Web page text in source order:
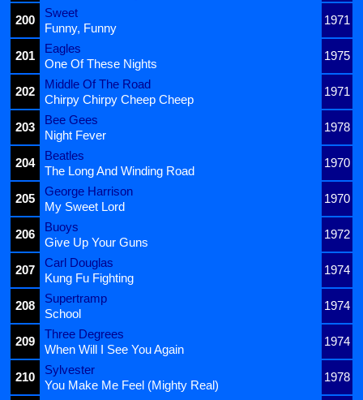
200
Sweet
1971
Funny, Funny
201
Eagles
1975
One Of These Nights
202
Middle Of The Road
1971
Chirpy Chirpy Cheep Cheep
203
Bee Gees
1978
Night Fever
204
Beatles
1970
The Long And Winding Road
205
George Harrison
1970
My Sweet Lord
206
Buoys
1972
Give Up Your Guns
207
Carl Douglas
1974
Kung Fu Fighting
208
Supertramp
1974
School
209
Three Degrees
1974
When Will I See You Again
210
Sylvester
1978
You Make Me Feel (Mighty Real)